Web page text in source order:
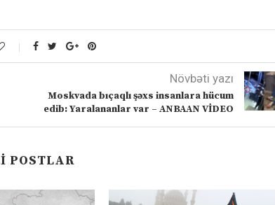
Növbəti yazı
Moskvada bıçaqlı şəxs insanlara hücum
edib: Yaralananlar var – ANBAAN VİDEO
POSTLAR